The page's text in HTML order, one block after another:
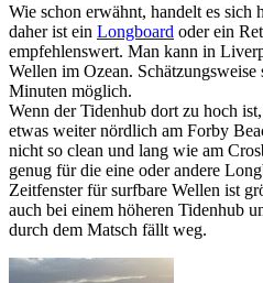
Wie schon erwähnt, handelt es
daher ist ein Longboard oder ein
empfehlenswert. Man kann in
Wellen im Ozean.
Minuten möglich.
Wenn der Tidenhub dort zu hoch
etwas weiter nördlich am Forby
nicht so clean und lang wie am
genug für die eine oder andere
Zeitfenster für surfbare Wellen ist
auch bei einem höheren Tidenhub
durch dem Matsch fällt weg.